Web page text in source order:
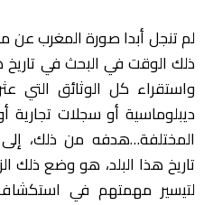
لم تنجل أبدا صورة المغرب عن
ذلك الوقت في البحث في تاريخ
واستقراء كل الوثائق التي
ديبلوماسية أو سجلات تجارية
المختلفة…هدفه من ذلك،
تاريخ هذا البلد، هو وضع ذلك
لتيسير مهمتهم في